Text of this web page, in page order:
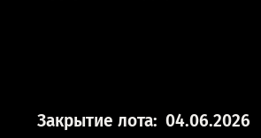
Закрытие лота: 04.06.2026